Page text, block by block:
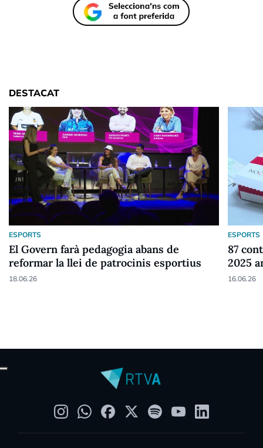
DESTACAT
ESPORTS
El Govern farà pedagogia abans de
reformar la llei de patrocinis esportius
18.06.26
ESPORTS
87
2025
16.06.26